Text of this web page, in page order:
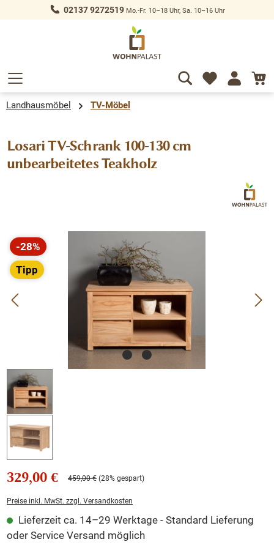
springen 02137 9272519Mo.-Fr. 10–18 Uhr, Sa. 10–16 Uhr
Landhausmöbel TV-Möbel
Losari TV-Schrank 100-130 cm
unbearbeitetes Teakholz
Bildergalerie überspringen
-28%
Rabatt
Tipp
329,00 € 459,00 € (28% gespart)
Preise inkl. MwSt. zzgl. Versandkosten
Lieferzeit ca. 14–29 Werktage - Standard Lieferung
oder Service Versand möglich